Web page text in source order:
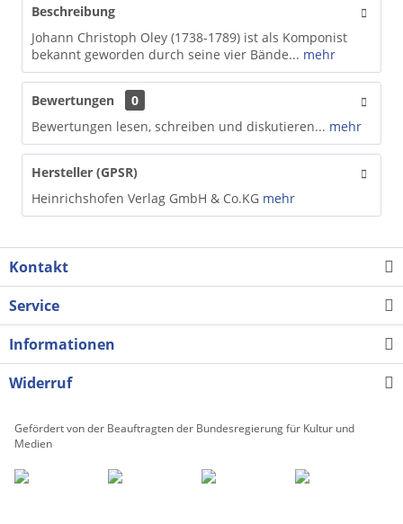
Beschreibung
Johann Christoph Oley (1738-1789) ist als Komponist
bekannt geworden durch seine vier Bände... mehr
Bewertungen
0
Bewertungen lesen, schreiben und diskutieren... mehr
Hersteller (GPSR)
Heinrichshofen Verlag GmbH & Co.KG mehr
Kontakt
Service
Informationen
Widerruf
Gefördert von der Beauftragten der Bundesregierung für Kultur und
Medien